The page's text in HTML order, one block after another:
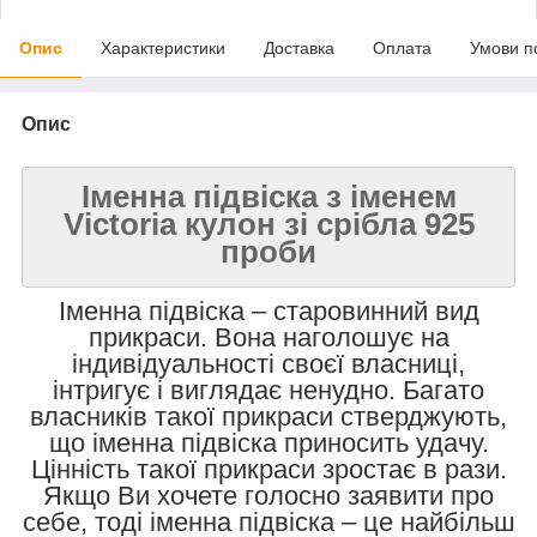
Опис Характеристики Доставка Оплата Умови
Опис
Іменна підвіска з іменем
Victoria кулон зі срібла 925
проби
Іменна підвіска – старовинний вид
прикраси. Вона наголошує на
індивідуальності своєї власниці,
інтригує і виглядає ненудно. Багато
власників такої прикраси стверджують,
що іменна підвіска приносить удачу.
Цінність такої прикраси зростає в рази.
Якщо Ви хочете голосно заявити про
себе, тоді іменна підвіска – це найбільш